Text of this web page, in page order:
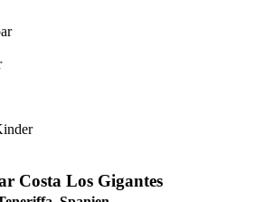
Costa Los Gigantes